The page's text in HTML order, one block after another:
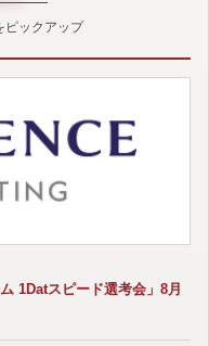
ピックアップ
1Datスピード選考会」8月